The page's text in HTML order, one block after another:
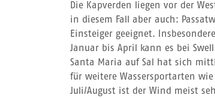
Die Kapverden liegen vor der
in diesem Fall aber auch:
Einsteiger geeignet.
Januar bis April kann es bei
Santa Maria auf Sal hat sich
für weitere Wassersportarten
Juli/August ist der Wind meist